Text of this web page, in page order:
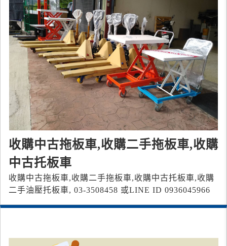
收購中古拖板車,收購二手拖板車,收購
中古托板車
收購中古拖板車,收購二手拖板車,收購中古托板車,收購
二手油壓托板車, 03-3508458 或LINE ID 0936045966